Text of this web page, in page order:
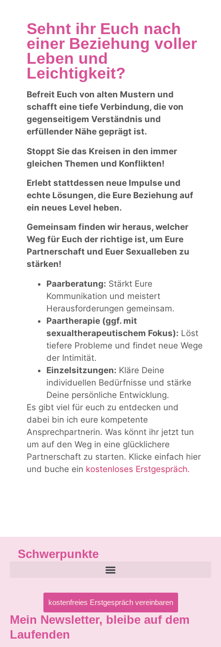
Sehnt ihr Euch nach
einer Beziehung voller
Leben und
Leichtigkeit?
Befreit Euch von alten Mustern und
schafft eine tiefe Verbindung, die von
gegenseitigem Verständnis und
erfüllender Nähe geprägt ist.
Stoppt Sie das Kreisen in den immer
gleichen Themen und Konflikten!
Erlebt stattdessen neue Impulse und
echte Lösungen, die Eure Beziehung auf
ein neues Level heben.
Gemeinsam finden wir heraus, welcher
Weg für Euch der richtige ist, um Eure
Partnerschaft und Euer Sexualleben zu
stärken!
Paarberatung: Stärkt Eure
Kommunikation und meistert
Herausforderungen gemeinsam.
Paartherapie (ggf. mit
sexualtherapeutischem Fokus): Löst
tiefere Probleme und findet neue Wege
der Intimität.
Einzelsitzungen: Kläre Deine
individuellen Bedürfnisse und stärke
Deine persönliche Entwicklung.
Es gibt viel für euch zu entdecken und
dabei bin ich eure kompetente
Ansprechpartnerin. Was könnt ihr jetzt tun
um auf den Weg in eine glücklichere
Partnerschaft zu starten. Klicke einfach hier
und buche ein kostenloses Erstgespräch.
Schwerpunkte
kostenfreies Erstgespräch vereinbaren
Mein Newsletter, bleibe auf dem
Laufenden